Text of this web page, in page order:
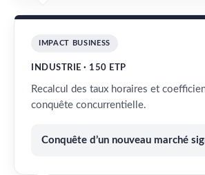
IMPACT BUSINESS
INDUSTRIE · 150 ETP
Recalcul des taux horaires et
conquête concurrentielle.
Conquête d’un nouveau marché